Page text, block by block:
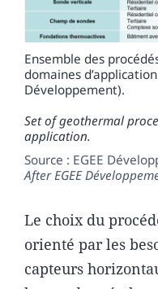
Ensemble des
domaines
Développement).
Set of geothermal
application.
Source : EGEE
AfterEGEE
Le choix du
orienté par les
capteurs